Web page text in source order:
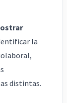
la
distintas.